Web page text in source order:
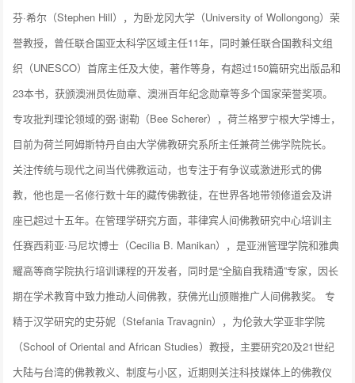
芬·希尔（Stephen Hill），为卧龙冈大学（University of Wollongong）荣
誉教授，曾任联合国亚太科学区域主任11年，同时兼任联合国教科文组
织（UNESCO）首席主任及大使，著作等身，有超过150篇研究出版品和
23本书，获颁澳洲员佐勋章、澳洲百年纪念勋章等多个国家荣誉奖项。
专攻批判理论领域的弼·谢勒（Bee Scherer），荷兰格罗宁根大学博士，
目前为荷兰阿姆斯特丹自由大学佛教研究系所主任兼荷兰佛学院院长。
关注传统与现代之间当代佛教运动，也专注于有争议或激进形式的佛
教，他也是一名修行数十年的藏传佛教徒，在世界各地带领修道会及讲
座已超过十五年。在管理学研究方面，菲律宾人间佛教研究中心培训主
任赛西莉亚·马尼坎博士（Cecilia B. Manikan），是亚洲管理学院和雅典
耀高等商学院执行培训课程的开发者，同时是“全脑自我精通”专家，因长
期在学术教育中致力推动人间佛教，获佛光山颁赠推广人间佛教奖。 专
精于汉学研究的史芬妮（Stefania Travagnin），为伦敦大学亚非学院
（School of Oriental and African Studies）教授，主要研究20及21世纪
大陆与台湾的佛教教义、制度与小区，近期则关注科技媒体上的佛教仪